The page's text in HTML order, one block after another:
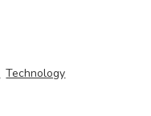
Technology